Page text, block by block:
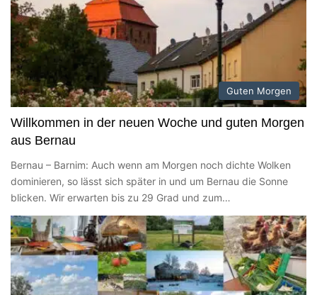
Guten Morgen
Willkommen in der neuen Woche und guten Morgen
aus Bernau
Bernau – Barnim: Auch wenn am Morgen noch dichte Wolken
dominieren, so lässt sich später in und um Bernau die Sonne
blicken. Wir erwarten bis zu 29 Grad und zum…